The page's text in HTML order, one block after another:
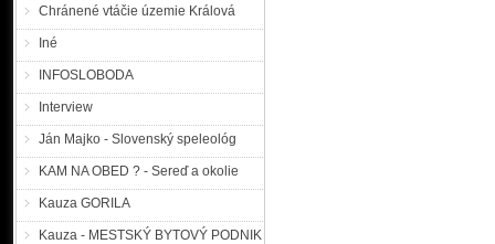
Chránené vtáčie územie Králová
Iné
INFOSLOBODA
Interview
Ján Majko - Slovenský speleológ
KAM NA OBED ? - Sereď a okolie
Kauza GORILA
Kauza - MESTSKÝ BYTOVÝ PODNIK